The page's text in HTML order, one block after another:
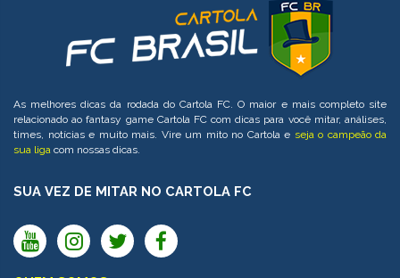
As melhores dicas da rodada do Cartola FC. O maior e mais completo site
relacionado ao fantasy game Cartola FC com dicas para você mitar, análises,
times, notícias e muito mais. Vire um mito no Cartola e seja o campeão da
sua liga com nossas dicas.
SUA VEZ DE MITAR NO CARTOLA FC